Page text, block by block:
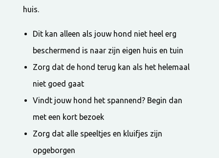
huis.
Dit kan alleen als jouw hond niet heel erg
beschermend is naar zijn eigen huis en tuin
Zorg dat de hond terug kan als het helemaal
niet goed gaat
Vindt jouw hond het spannend? Begin dan
met een kort bezoek
Zorg dat alle speeltjes en kluifjes zijn
opgeborgen